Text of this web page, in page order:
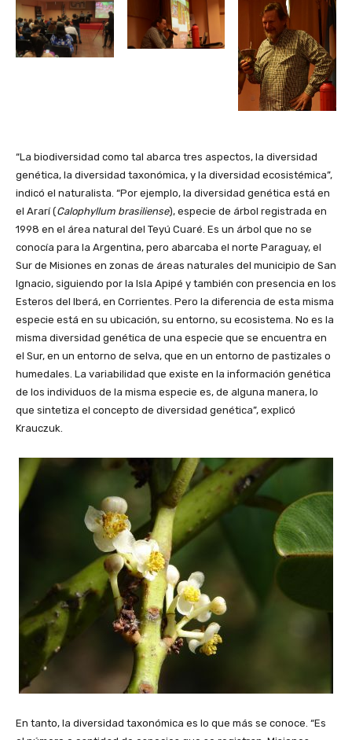
“La biodiversidad como tal abarca tres aspectos, la diversidad
genética, la diversidad taxonómica, y la diversidad ecosistémica”,
indicó el naturalista. “Por ejemplo, la diversidad genética está en
el Ararí (Calophyllum brasiliense), especie de árbol registrada en
1998 en el área natural del Teyú Cuaré. Es un árbol que no se
conocía para la Argentina, pero abarcaba el norte Paraguay, el
Sur de Misiones en zonas de áreas naturales del municipio de San
Ignacio, siguiendo por la Isla Apipé y también con presencia en los
Esteros del Iberá, en Corrientes. Pero la diferencia de esta misma
especie está en su ubicación, su entorno, su ecosistema. No es la
misma diversidad genética de una especie que se encuentra en
el Sur, en un entorno de selva, que en un entorno de pastizales o
humedales. La variabilidad que existe en la información genética
de los individuos de la misma especie es, de alguna manera, lo
que sintetiza el concepto de diversidad genética”, explicó
Krauczuk.
En tanto, la diversidad taxonómica es lo que más se conoce. “Es